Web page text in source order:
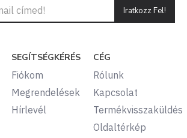
Iratkozz Fel!
SEGÍTSÉGKÉRÉS
Fiókom
Megrendelések
Hírlevél
CÉG
Rólunk
Kapcsolat
Termékvisszaküldés
Oldaltérkép